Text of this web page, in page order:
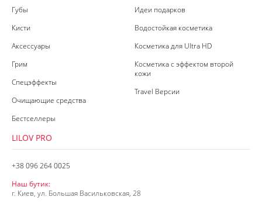
Губы
Кисти
Аксессуары
Грим
Спецэффекты
Очищающие средства
Бестселлеры
Идеи подарков
Водостойкая косметика
Косметика для Ultra HD
Косметика с эффектом второй
кожи
Travel Версии
LILOV PRO
+38 096 264 0025
Наш бутик:
г. Киев, ул. Большая Васильковская, 28